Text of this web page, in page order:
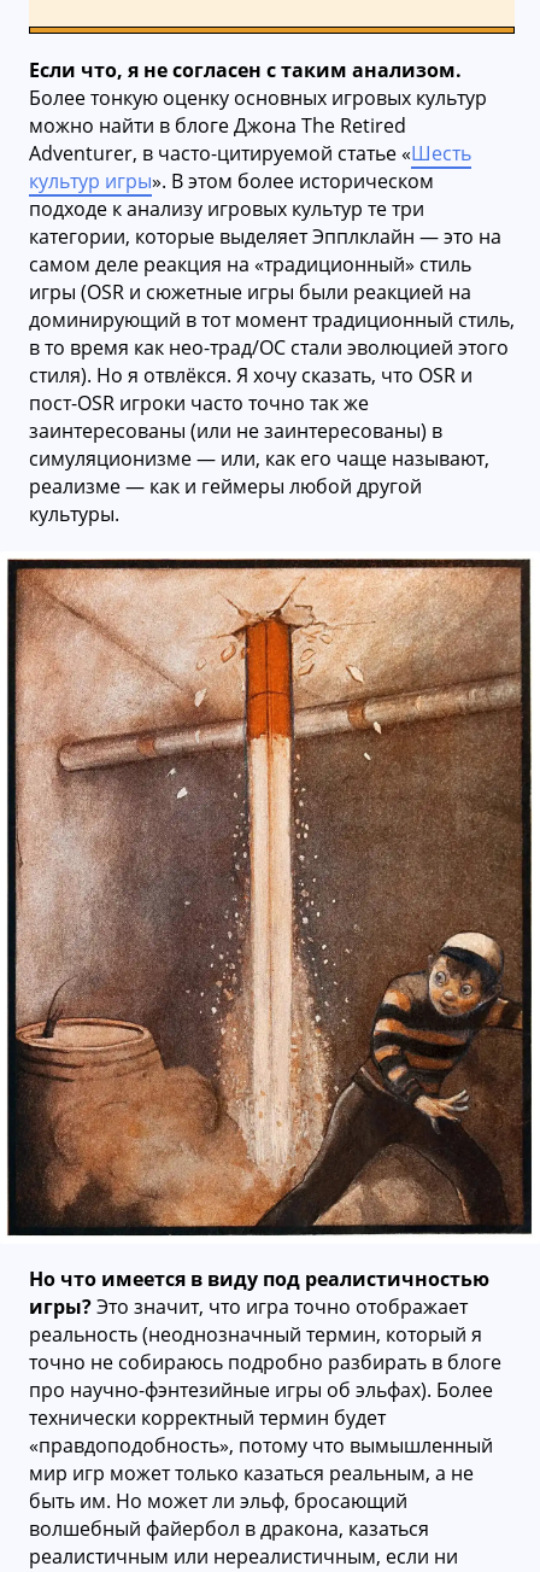
Если что, я не согласен с таким анализом.
Более тонкую оценку основных игровых культур
можно найти в блоге Джона The Retired
Adventurer, в часто-цитируемой статье «Шесть
культур игры». В этом более историческом
подходе к анализу игровых культур те три
категории, которые выделяет Эпплклайн — это на
самом деле реакция на «традиционный» стиль
игры (OSR и сюжетные игры были реакцией на
доминирующий в тот момент традиционный стиль,
в то время как нео-трад/ОС стали эволюцией этого
стиля). Но я отвлёкся. Я хочу сказать, что OSR и
пост-OSR игроки часто точно так же
заинтересованы (или не заинтересованы) в
симуляционизме — или, как его чаще называют,
реализме — как и геймеры любой другой
культуры.
Но что имеется в виду под реалистичностью
игры?Это значит, что игра точно отображает
реальность (неоднозначный термин, который я
точно не собираюсь подробно разбирать в блоге
про научно-фэнтезийные игры об эльфах). Более
технически корректный термин будет
«правдоподобность», потому что вымышленный
мир игр может только казаться реальным, а не
быть им. Но может ли эльф, бросающий
волшебный файербол в дракона, казаться
реалистичным или нереалистичным, если ни